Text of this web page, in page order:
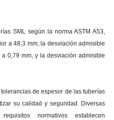
SML según la norma ASTM A53,
a 48,3 mm, la desviación admisible
0,79 mm, y la desviación admisible
de espesor de las tuberías
su calidad y seguridad. Diversas
normativos establecen